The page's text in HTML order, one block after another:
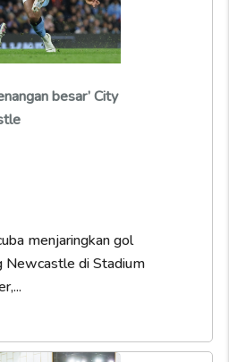
besar’ City
menjaringkan gol
Newcastle di Stadium